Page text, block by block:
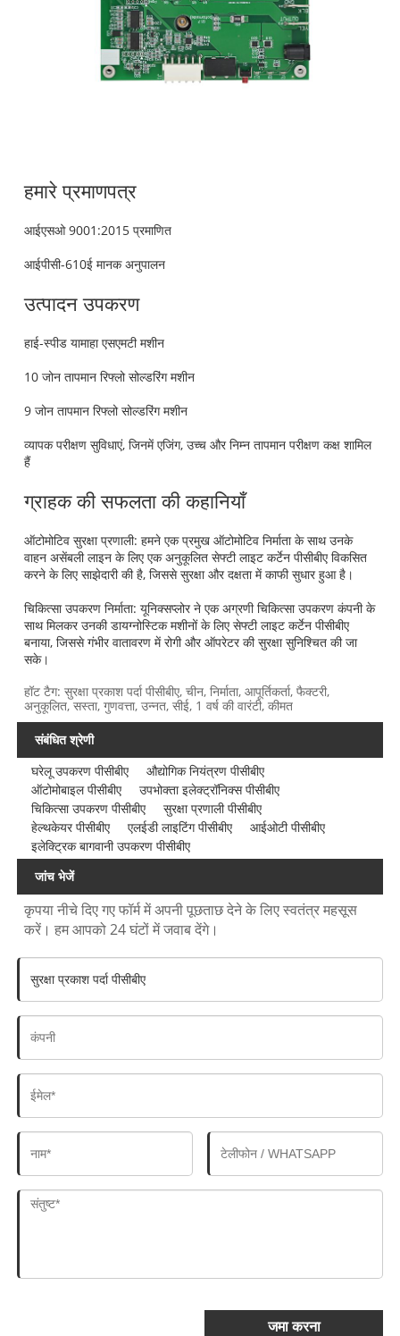
हमारे प्रमाणपत्र
आईएसओ 9001:2015 प्रमाणित
आईपीसी-610ई मानक अनुपालन
उत्पादन उपकरण
हाई-स्पीड यामाहा एसएमटी मशीन
10 जोन तापमान रिफ्लो सोल्डरिंग मशीन
9 जोन तापमान रिफ्लो सोल्डरिंग मशीन
व्यापक परीक्षण सुविधाएं, जिनमें एजिंग, उच्च और निम्न तापमान परीक्षण कक्ष शामिल
हैं
ग्राहक की सफलता की कहानियाँ
ऑटोमोटिव सुरक्षा प्रणाली: हमने एक प्रमुख ऑटोमोटिव निर्माता के साथ उनके
वाहन असेंबली लाइन के लिए एक अनुकूलित सेफ्टी लाइट कर्टेन पीसीबीए विकसित
करने के लिए साझेदारी की है, जिससे सुरक्षा और दक्षता में काफी सुधार हुआ है।
चिकित्सा उपकरण निर्माता: यूनिक्सप्लोर ने एक अग्रणी चिकित्सा उपकरण कंपनी के
साथ मिलकर उनकी डायग्नोस्टिक मशीनों के लिए सेफ्टी लाइट कर्टेन पीसीबीए
बनाया, जिससे गंभीर वातावरण में रोगी और ऑपरेटर की सुरक्षा सुनिश्चित की जा
सके।
हॉट टैग: सुरक्षा प्रकाश पर्दा पीसीबीए, चीन, निर्माता, आपूर्तिकर्ता, फैक्टरी,
अनुकूलित, सस्ता, गुणवत्ता, उन्नत, सीई, 1 वर्ष की वारंटी, कीमत
संबंधित श्रेणी
घरेलू उपकरण पीसीबीए
औद्योगिक नियंत्रण पीसीबीए
ऑटोमोबाइल पीसीबीए
उपभोक्ता इलेक्ट्रॉनिक्स पीसीबीए
चिकित्सा उपकरण पीसीबीए
सुरक्षा प्रणाली पीसीबीए
हेल्थकेयर पीसीबीए
एलईडी लाइटिंग पीसीबीए
आईओटी पीसीबीए
इलेक्ट्रिक बागवानी उपकरण पीसीबीए
जांच भेजें
कृपया नीचे दिए गए फॉर्म में अपनी पूछताछ देने के लिए स्वतंत्र महसूस
करें। हम आपको 24 घंटों में जवाब देंगे।
जमा करना